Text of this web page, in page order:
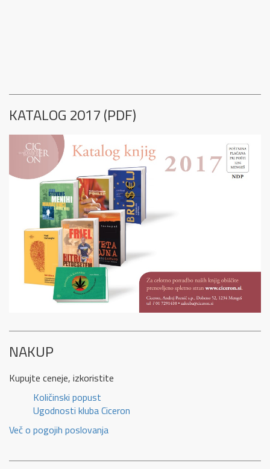
KATALOG 2017 (PDF)
NAKUP
Kupujte ceneje, izkoristite
Količinski popust
Ugodnosti kluba Ciceron
Več o pogojih poslovanja